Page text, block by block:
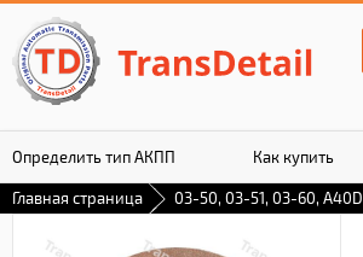
Определить тип АКПП Как купить
Гарантия
Главная страница 03-50, 03-51, 03-60, A40D